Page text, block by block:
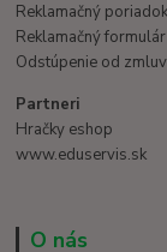
Reklamačný poriadok
Reklamačný formulár
Odstúpenie od
Partneri
Hračky eshop
www.eduservis.sk
O nás